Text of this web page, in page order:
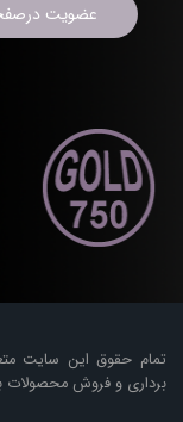
تمام حقوق این سایت
برداری و فروش محصولات
عضویت